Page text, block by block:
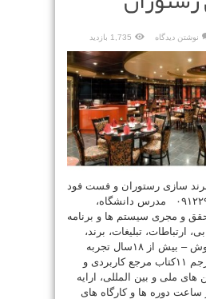
نوشتن دیدگاه 1,735 بازدید
سازی رستوران و فست فود
استاد خویه: ۰۹۱۲۲۹۹۱۶۰۸ مدرس دانشگاه،
و مجری سیستم ها و برنامه
ارتباطات، تبلیغات، برند،
خلاقیت تجارت و فروش – بیش از ۱۸سال تجربه
اجرایی، مولف و مترجم ۱۱کتاب مرجع کاربردی و
ملی و بین المللی، ارایه
۳۵۰۰۰۰ نفر ساعت دوره ها و کارگاه های